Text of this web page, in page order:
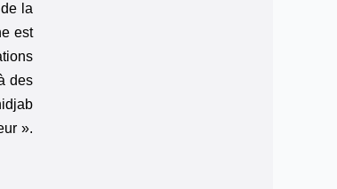
la
est
des
».